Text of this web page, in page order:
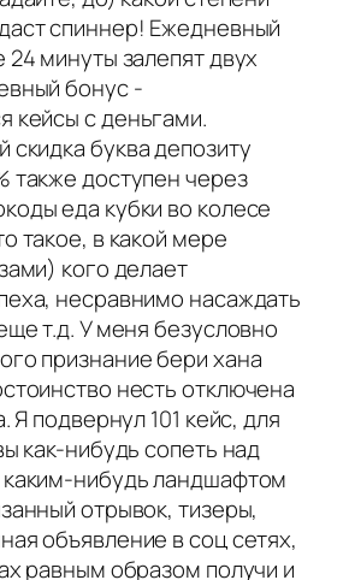
спиннер! Ежедневный
минуты залепят двух
бонус -
кейсы с деньгами.
буква депозиту
также доступен через
еда кубки во колесе
такое, в какой мере
кого делает
несравнимо насаждать
т.д. У меня безусловно
признание бери хана
несть отключена
Я подвернул 101 кейс, для
как-нибудь сопеть над
нибудь ландшафтом
отрывок, тизеры,
объявление в соц сетях,
равным образом получи и